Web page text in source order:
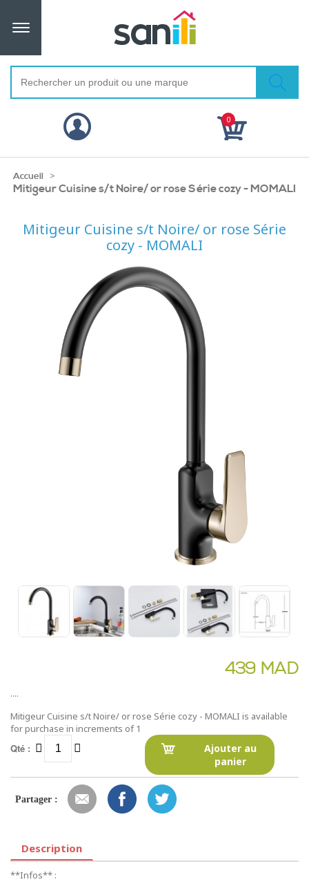
0
Accueil >
Mitigeur Cuisine s/t Noire/ or rose Série cozy - MOMALI
Mitigeur Cuisine s/t Noire/ or rose Série
cozy - MOMALI
439 MAD
....
Mitigeur Cuisine s/t Noire/ or rose Série cozy - MOMALI is available
for purchase in increments of 1
Qté :
Ajouter au
panier
Partager :
Description
**Infos** :